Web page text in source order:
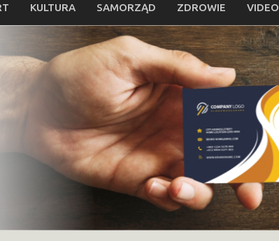
KULTURA SAMORZĄD ZDROWIE VIDEO